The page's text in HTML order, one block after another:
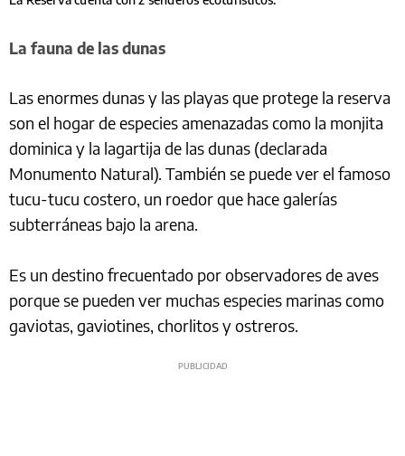
La fauna de las dunas
Las enormes dunas y las playas que protege la reserva
son el hogar de especies amenazadas como la monjita
dominica y la lagartija de las dunas (declarada
Monumento Natural). También se puede ver el famoso
tucu-tucu costero, un roedor que hace galerías
subterráneas bajo la arena.
Es un destino frecuentado por observadores de aves
porque se pueden ver muchas especies marinas como
gaviotas, gaviotines, chorlitos y ostreros.